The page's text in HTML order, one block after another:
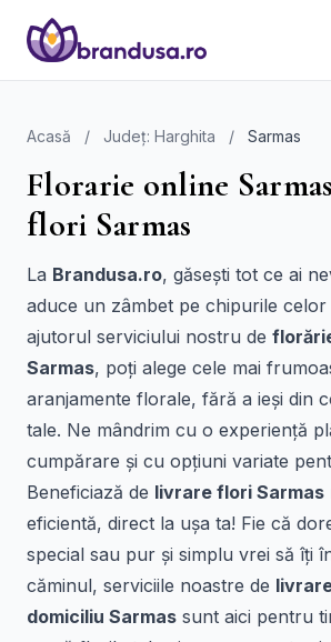
Acasă / Județ: Harghita / Sarmas
Florarie online
flori Sarmas
La Brandusa.ro, găsești tot ce ai
aduce un zâmbet pe chipurile celor
ajutorul serviciului nostru de
Sarmas, poți alege cele mai
aranjamente florale, fără a ieși din
tale. Ne mândrim cu o experiență
cumpărare și cu opțiuni variate
Beneficiază de livrare flori Sarmas
eficientă, direct la ușa ta! Fie că
special sau pur și simplu vrei să îți
căminul, serviciile noastre de
domiciliu Sarmas sunt aici pentru